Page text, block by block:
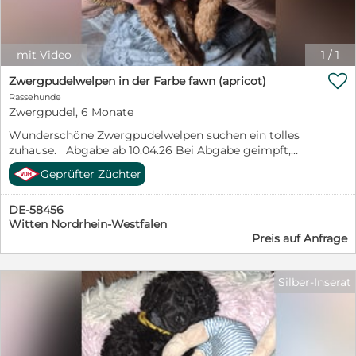
vollständig geimpft und regelmäßig tierärztlich
untersucht Bruno wird verantwortungsvoll eingesetzt
– sowohl für reinrassige Verpaarungen als auch auf
Wunsch außerhalb der Rasse (z. B. für Designer-
Verpaarungen). Eine sorgfältige Auswahl der
Hündinnen ist selbstverständlich. Bei Interesse sende
ich gerne weitere Informationen, Bilder oder
Unterlagen zu.
1 / 1
mit Video
Zwergpudelwelpen in der Farbe fawn (apricot)
Rassehunde
Zwergpudel, 6 Monate
Wunderschöne Zwergpudelwelpen suchen ein tolles
zuhause. Abgabe ab 10.04.26 Bei Abgabe geimpft,
gechipt, mehrfach entwurmt. - VDH Papiere. Die Eltern
sind auf Erbkrankheiten untersucht. Bei Interesse
rufen Sie mich gerne an : 02302/ 73522

Geprüfter Züchter
DE-58456
Witten Nordrhein-Westfalen
Preis auf Anfrage
Silber-Inserat